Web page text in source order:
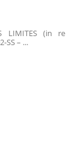
LIMITES (in re
SS – ...